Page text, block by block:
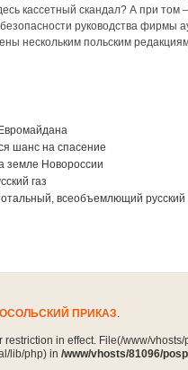
кассетный скандал? А при том
руководства фирмы
нескольким польским
шанс на спасение
земле Новороссии
газ
всеобъемлющий
ПРИКАЗ.
restriction in effect. File(/www/
lib/php) in /www/vhosts/81096/